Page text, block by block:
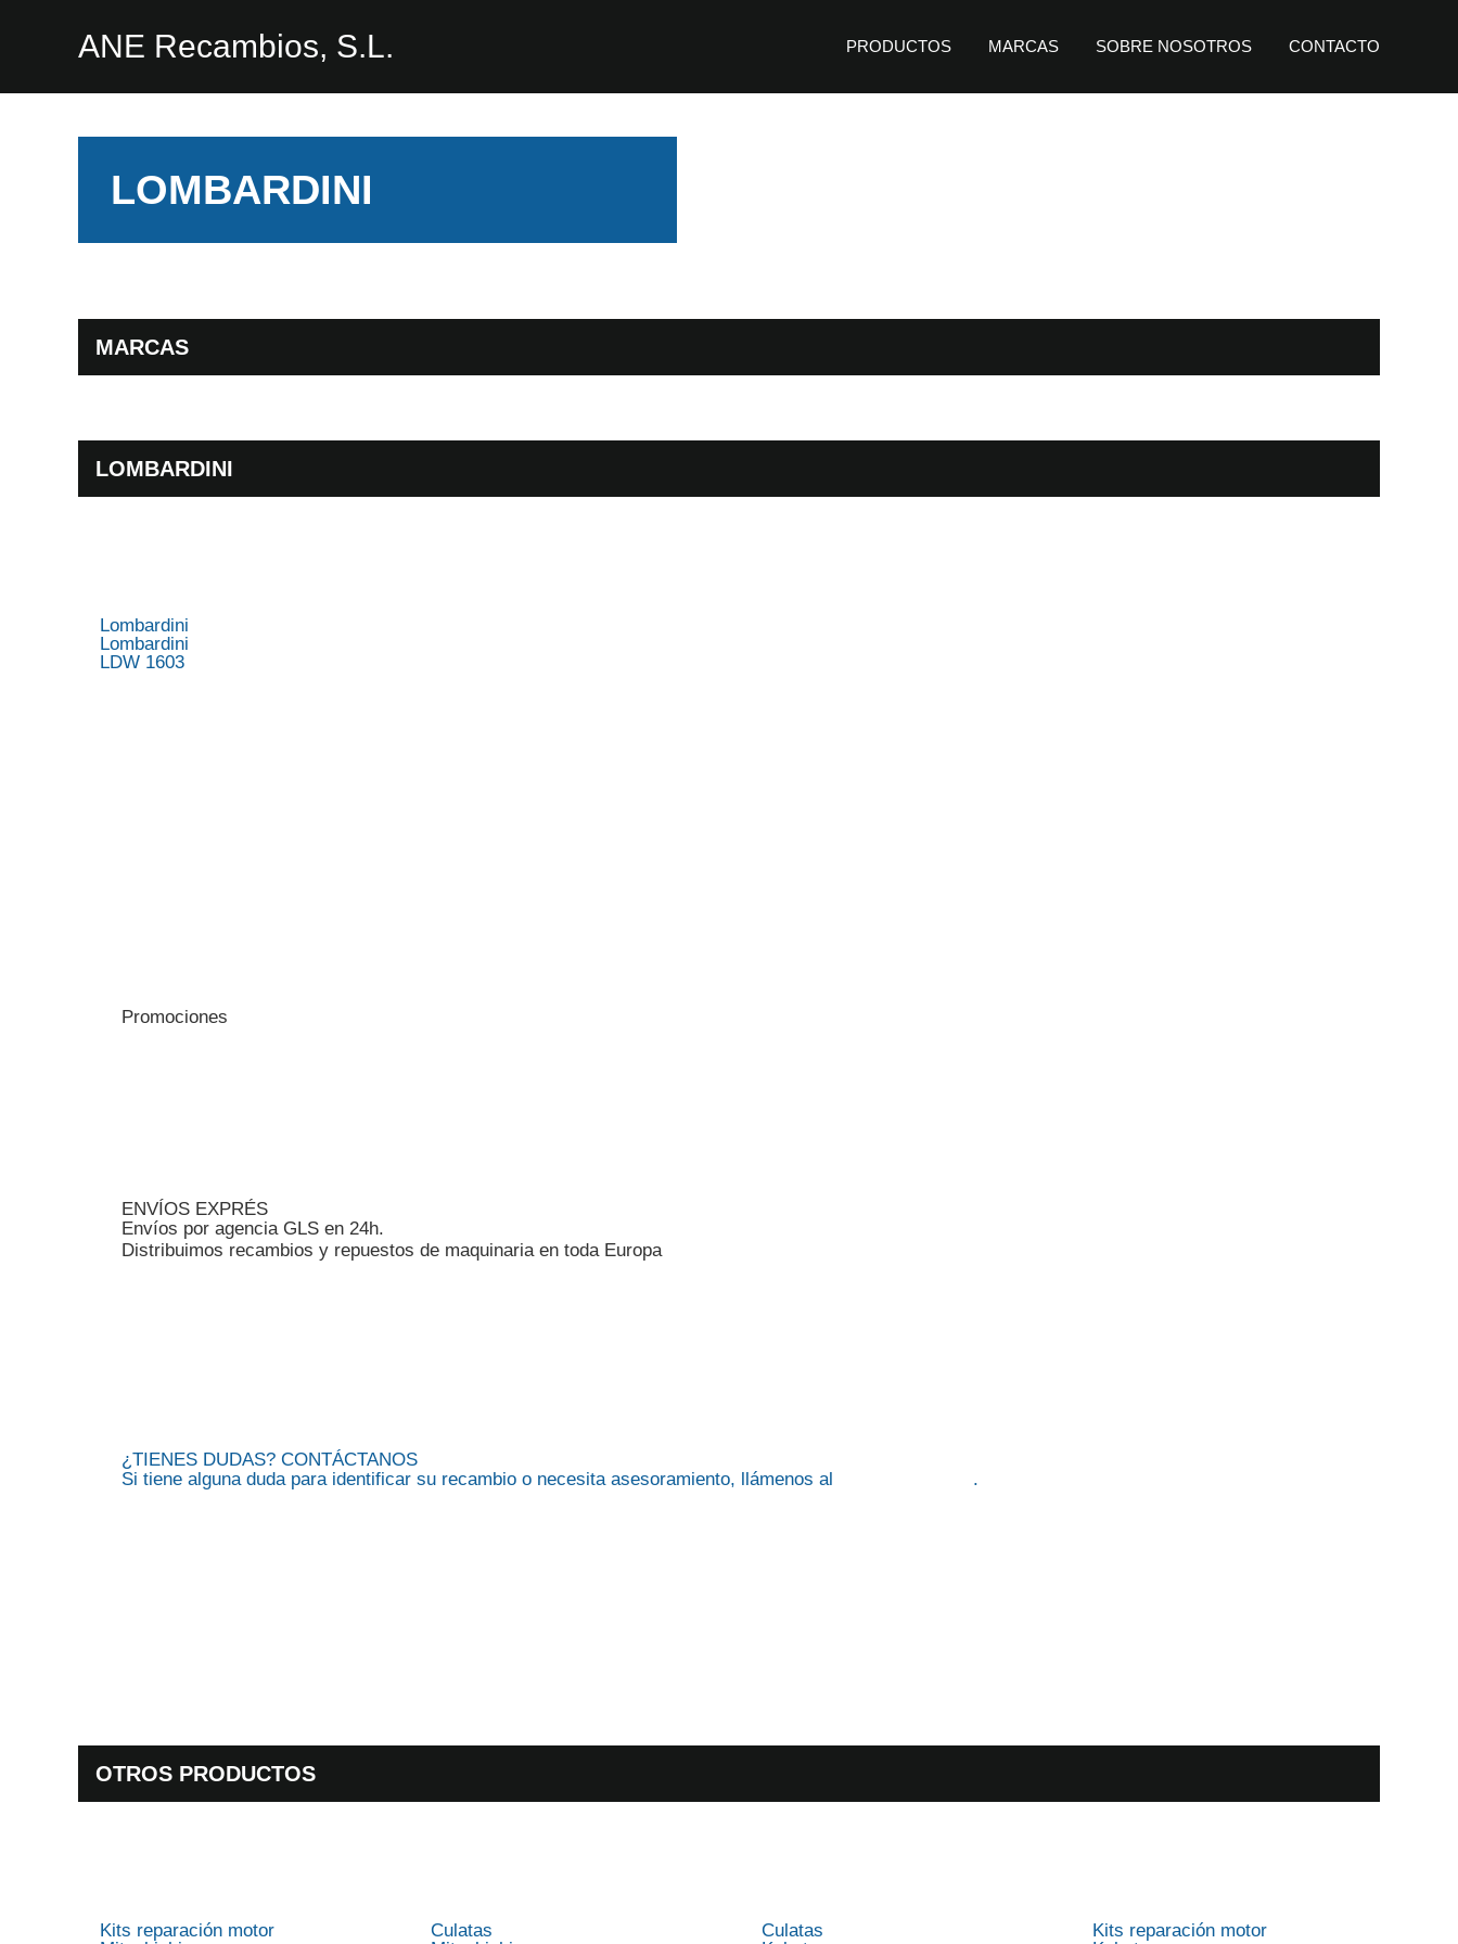
ANE Recambios, S.L. PRODUCTOS MARCAS SOBRE NOSOTROS CONTACTO
LOMBARDINI
MARCAS
LOMBARDINI
Lombardini
Lombardini
LDW 1603
Promociones
ENVÍOS EXPRÉS
Envíos por agencia GLS en 24h.
Distribuimos recambios y repuestos de maquinaria en toda Europa
¿TIENES DUDAS? CONTÁCTANOS
Si tiene alguna duda para identificar su recambio o necesita asesoramiento, llámenos al
.
OTROS PRODUCTOS
Kits reparación motor
Culatas
Culatas
Kits reparación motor